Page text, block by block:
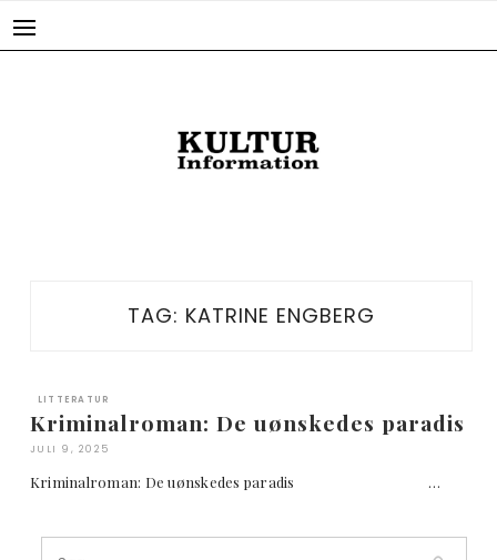
TAG: KATRINE ENGBERG
LITTERATUR
Kriminalroman: De uønskedes paradis
JULI 9, 2025
Kriminalroman: De uønskedes paradis …